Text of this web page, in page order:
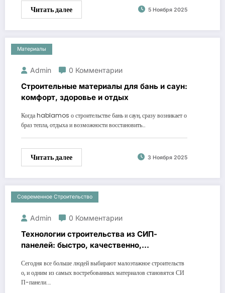
Читать далее 5 Ноября 2025
Материалы
Admin 0 Комментарии
Строительные материалы для бань и саун:
комфорт, здоровье и отдых
Когда hablamos о строительстве бань и саун, сразу возникает о
браз тепла, отдыха и возможности восстановить…
Читать далее 3 Ноября 2025
Современное Строительство
Admin 0 Комментарии
Технологии строительства из СИП-
панелей: быстро, качественно,
Сегодня все больше людей выбирают малоэтажное строительств
о, и одним из самых востребованных материалов становятся СИ
П-панели.…